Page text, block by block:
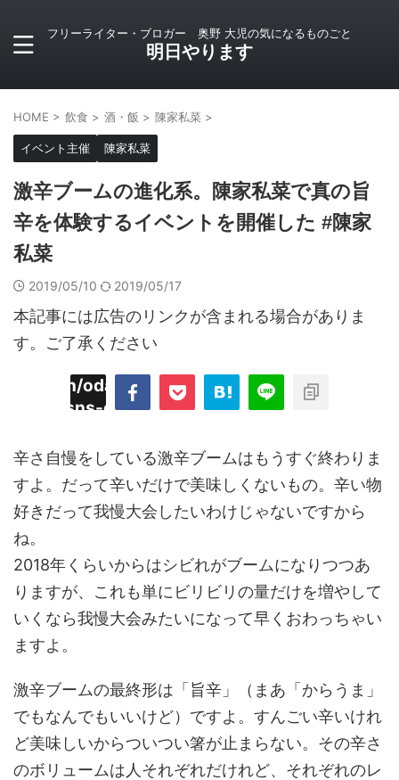
フリーライター・ブロガー 奥野 大児の気になるものごと
明日やります
HOME > 飲食 > 酒・飯 > 陳家私菜 >
イベント主催 陳家私菜
激辛ブームの進化系。陳家私菜で真の旨
辛を体験するイベントを開催した #陳家
私菜
2019/05/10 2019/05/17
本記事には広告のリンクが含まれる場合がありま
す。ご了承ください
odaiji.com/public_html/blog/wp-
sns-count-cache/sns-count-
辛さ自慢をしている激辛ブームはもうすぐ終わりま
すよ。だって辛いだけで美味しくないもの。辛い物
好きだって我慢大会したいわけじゃないですから
ね。
2018年くらいからはシビれがブームになりつつあ
りますが、これも単にビリビリの量だけを増やして
いくなら我慢大会みたいになって早くおわっちゃい
ますよ。
激辛ブームの最終形は「旨辛」（まあ「からうま」
でもなんでもいいけど）ですよ。すんごい辛いけれ
ど美味しいからついつい箸が止まらない。その辛さ
のボリュームは人それぞれだけれど、それぞれのレ